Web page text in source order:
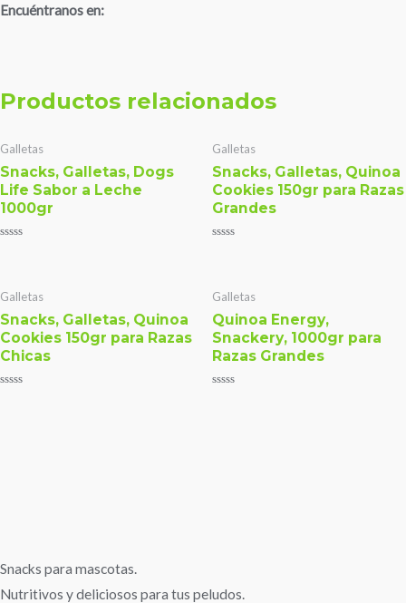
Encuéntranos en:
Productos relacionados
Galletas
Snacks, Galletas, Dogs
Life Sabor a Leche
1000gr
5
Galletas
Snacks, Galletas, Quinoa
Cookies 150gr para Razas
Grandes
5
Galletas
Snacks, Galletas, Quinoa
Cookies 150gr para Razas
Chicas
Galletas
Quinoa Energy,
Snackery, 1000gr para
Razas Grandes
Snacks para mascotas.
Nutritivos y deliciosos para tus peludos.